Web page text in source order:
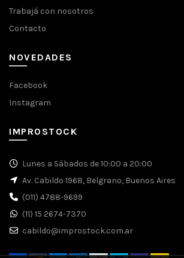
Trabajá con nosotros
Contacto
NOVEDADES
Facebook
Instagram
IMPROSTOCK
Lunes a Sábados de 10:00 a 20:00
Av. Cabildo 1968, Belgrano, Buenos Aires
(011) 4788-9699
(11) 15 2674-7370
cabildo@improstock.com.ar